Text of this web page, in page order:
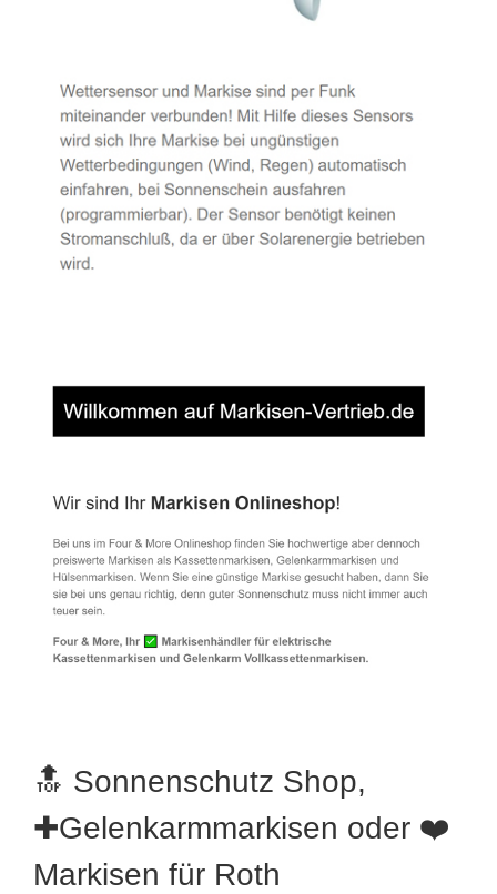
🔝 Sonnenschutz Shop,
✚Gelenkarmmarkisen oder ❤️
Markisen für Roth